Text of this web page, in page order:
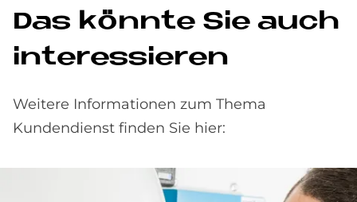
Das könnte Sie auch
interessieren
Weitere Informationen zum Thema
Kundendienst finden Sie hier: